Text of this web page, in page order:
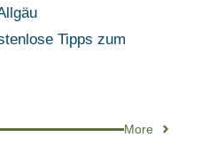
Tipps zum
More